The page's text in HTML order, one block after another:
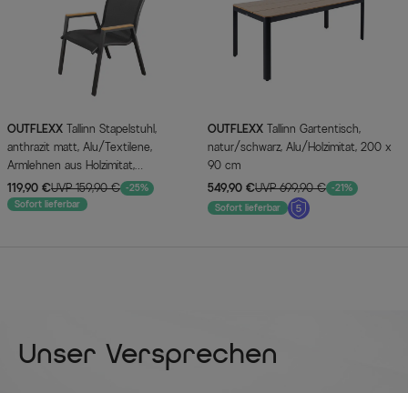
OUTFLEXX
anthrazit matt, Alu/Textilene,
Armlehnen aus Holzimitat,
pulverbeschichtet
119,90 €UVP 159,90 € -25%
Sofort lieferbar
OUTFLEXX
natur/schwarz, Alu/Holzimitat, 200 x
90 cm
549,90 €UVP 699,90 € -21%
Sofort lieferbar
Unser Versprechen